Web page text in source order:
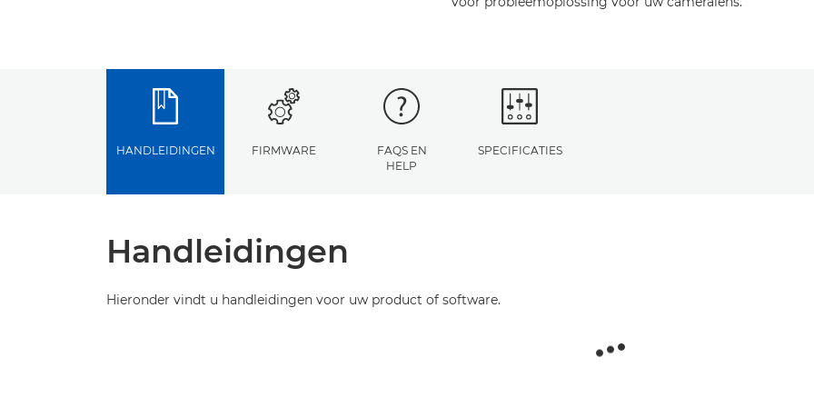
HANDLEIDINGEN FIRMWARE
FAQS EN
HELP
SPECIFICATIES
Handleidingen
Hieronder vindt u handleidingen voor uw product of software.